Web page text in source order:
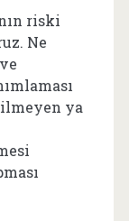
riski
Ne
ya